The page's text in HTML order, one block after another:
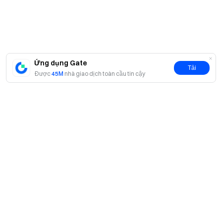
Ứng dụng Gate
Được45M nhà giao dịch toàn cầu tin cậy
Tải
Tương tác với cộng đồng toàn cầu của chúng tôiđể biết
thông tin chi tiết mới nhất
Minh bạch & Bảo mật